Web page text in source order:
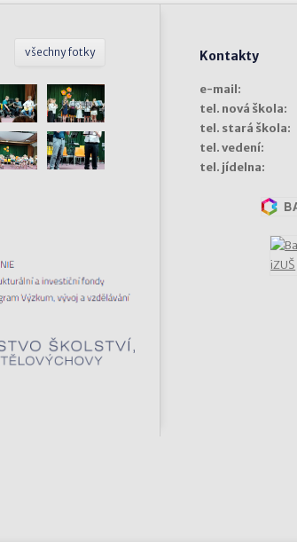
všechny fotky Kontakty
e-mail:
tel. nová škola:
tel. stará škola:
tel. vedení:
tel. jídelna: